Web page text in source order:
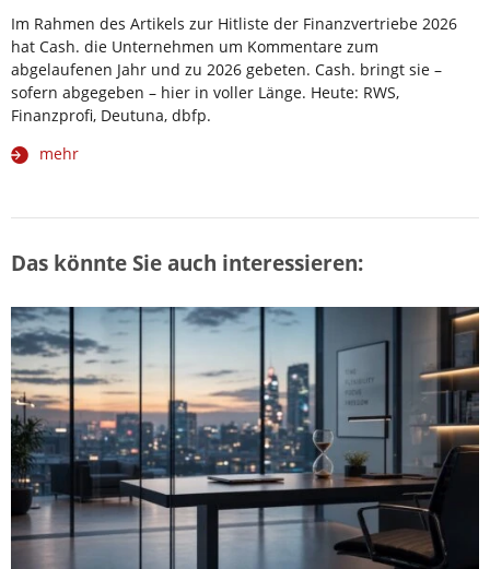
Im Rahmen des Artikels zur Hitliste der Finanzvertriebe 2026
hat Cash. die Unternehmen um Kommentare zum
abgelaufenen Jahr und zu 2026 gebeten. Cash. bringt sie –
sofern abgegeben – hier in voller Länge. Heute: RWS,
Finanzprofi, Deutuna, dbfp.
mehr
Das könnte Sie auch interessieren: